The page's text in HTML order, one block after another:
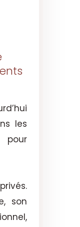
les
pour
son